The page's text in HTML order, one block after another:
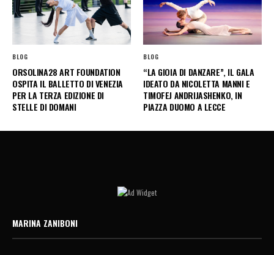
BLOG
ORSOLINA28 ART FOUNDATION
OSPITA IL BALLETTO DI VENEZIA
PER LA TERZA EDIZIONE DI
STELLE DI DOMANI
BLOG
“LA GIOIA DI DANZARE”, IL GALA
IDEATO DA NICOLETTA MANNI E
TIMOFEJ ANDRIJASHENKO, IN
PIAZZA DUOMO A LECCE
MARINA ZANIBONI